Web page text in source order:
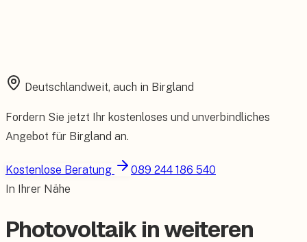
Deutschlandweit, auch in Birgland
Fordern Sie jetzt Ihr kostenloses und unverbindliches
Angebot für Birgland an.
Kostenlose Beratung
089 244 186 540
In Ihrer Nähe
Photovoltaik in weiteren